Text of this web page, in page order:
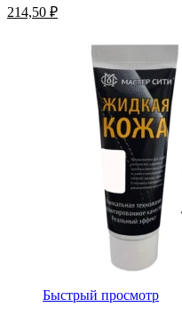
214,50 ₽
Быстрый просмотр